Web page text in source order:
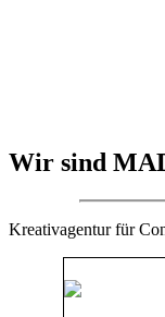
Wir sind
Kreativagentur für